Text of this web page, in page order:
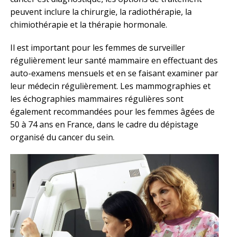
peuvent inclure la chirurgie, la radiothérapie, la
chimiothérapie et la thérapie hormonale.
Il est important pour les femmes de surveiller
régulièrement leur santé mammaire en effectuant des
auto-examens mensuels et en se faisant examiner par
leur médecin régulièrement. Les mammographies et
les échographies mammaires régulières sont
également recommandées pour les femmes âgées de
50 à 74 ans en France, dans le cadre du dépistage
organisé du cancer du sein.